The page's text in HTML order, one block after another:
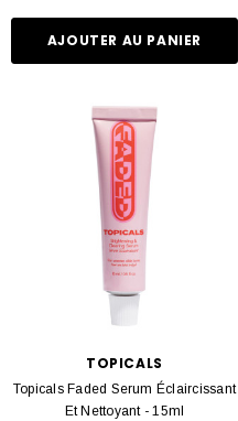
AJOUTER AU PANIER
TOPICALS
Topicals Faded Serum Éclaircissant
Et Nettoyant - 15ml